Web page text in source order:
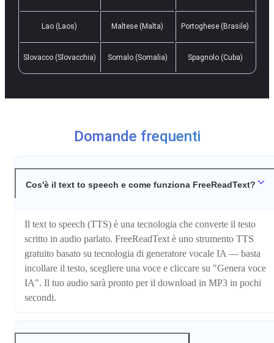
Lao (Laos) Maltese (Malta) Portoghese (Brasile)
Slovacco (Slovacchia) Somalo (Somalia) Spagnolo (Cuba)
Domande frequenti
Cos'è il text to speech e come funziona FreeReadText?
Il text to speech (TTS) è una tecnologia che converte il testo
scritto in audio parlato. FreeReadText è uno strumento TTS
gratuito basato su tecnologia di generatore vocale IA — basta
incollare il testo, scegliere una voce e cliccare su "Genera voce
IA". Il tuo audio sarà pronto per il download in MP3 in pochi
secondi.